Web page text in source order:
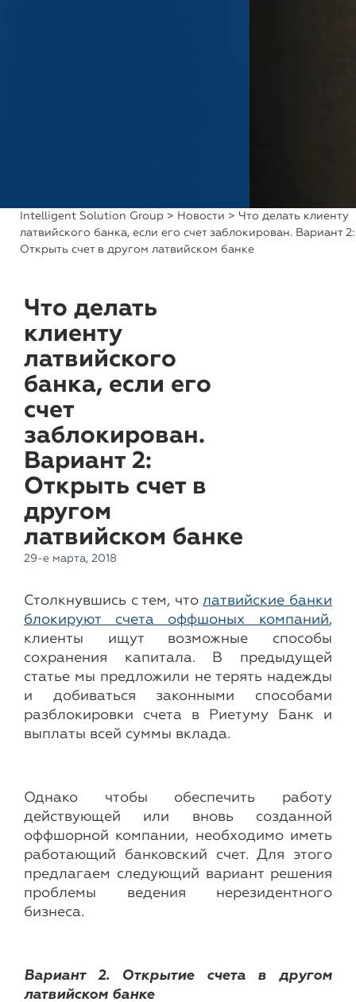
Intelligent Solution Group > Новости > Что делать клиенту
латвийского банка, если его счет заблокирован. Вариант 2:
Открыть счет в другом латвийском банке
Что делать
клиенту
латвийского
банка, если его
счет
заблокирован.
Вариант 2:
Открыть счет в
другом
латвийском банке
29-е марта, 2018
Столкнувшись с тем, чтолатвийские банки
блокируют счета оффшоных компаний,
клиенты ищут возможные способы
сохранения капитала. В предыдущей
статье мы предложили не терять надежды
и добиваться законными способами
разблокировки счета в Риетуму Банк и
выплаты всей суммы вклада.
Однако чтобы обеспечить работу
действующей или вновь созданной
оффшорной компании, необходимо иметь
работающий банковский счет. Для этого
предлагаем следующий вариант решения
проблемы ведения нерезидентного
бизнеса.
Вариант 2. Открытие счета в другом
латвийском банке